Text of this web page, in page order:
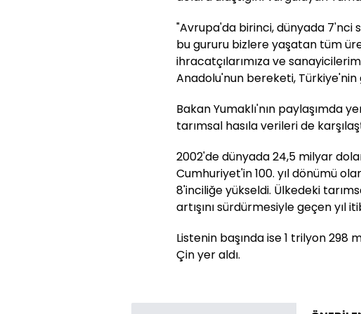
"Avrupa'da birinci, dünyada 7'nci
bu gururu bizlere yaşatan tüm
ihracatçılarımıza ve
Anadolu'nun bereketi,
Bakan Yumaklı'nın paylaşımda
tarımsal hasıla verileri de
2002'de dünyada 24,5 milyar
Cumhuriyet'in 100. yıl dönümü
8'inciliğe yükseldi. Ülkedeki
artışını sürdürmesiyle geçen yıl
Listenin başında ise 1 trilyon 298
Çin yer aldı.